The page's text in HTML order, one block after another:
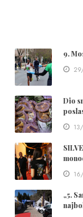
9.
Dio
„5.